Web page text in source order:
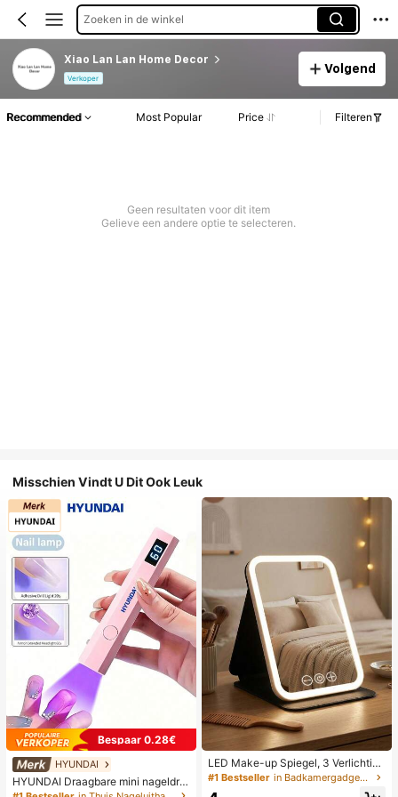
Zoeken in de winkel
Xiao Lan Lan Home Decor
Verkoper
Volgend
Recommended Most Popular Price Filteren
Geen resultaten voor dit item
Gelieve een andere optie te selecteren.
Misschien Vindt U Dit Ook Leuk
Bespaar 0.28€
HYUNDAI
HYUNDAI Draagbare mini nageldro
ger, oplaadbare handlamp UV/LED
LED Make-up Spiegel, 3 Verlichting
smodi, Verstelbare Helderheid, Draa
gbaar Vouwbaar Ontwerp, Geschikt
#1 Bestseller in Badkamergadgets die favoriet zijn bij klanten B